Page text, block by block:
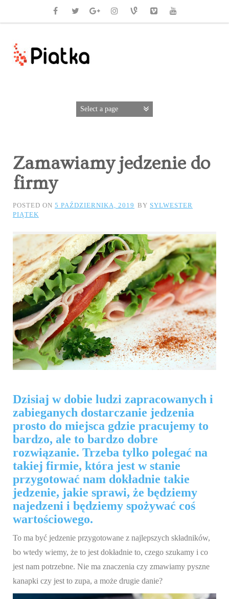
Zamawiamy jedzenie do
firmy
POSTED ON 5 PAŹDZIERNIKA, 2019 BY SYLWESTER
PIĄTEK
Dzisiaj w dobie ludzi zapracowanych i
zabieganych dostarczanie jedzenia
prosto do miejsca gdzie pracujemy to
bardzo, ale to bardzo dobre
rozwiązanie. Trzeba tylko polegać na
takiej firmie, która jest w stanie
przygotować nam dokładnie takie
jedzenie, jakie sprawi, że będziemy
najedzeni i będziemy spożywać coś
wartościowego.
To ma być jedzenie przygotowane z najlepszych składników,
bo wtedy wiemy, że to jest dokładnie to, czego szukamy i co
jest nam potrzebne. Nie ma znaczenia czy zmawiamy pyszne
kanapki czy jest to zupa, a może drugie danie?